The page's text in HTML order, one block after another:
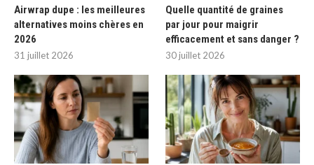
Airwrap dupe : les meilleures
alternatives moins chères en
2026
31 juillet 2026
Quelle quantité de graines
par jour pour maigrir
efficacement et sans danger ?
30 juillet 2026